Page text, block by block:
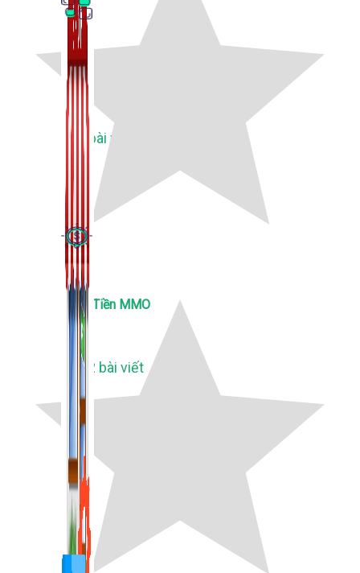
Thủ Thuật Facebook
536 bài viết
Kiếm Tiền MMO
1,422 bài viết